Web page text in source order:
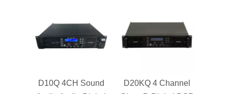
D10Q 4CH Sound
D20KQ 4 Channel